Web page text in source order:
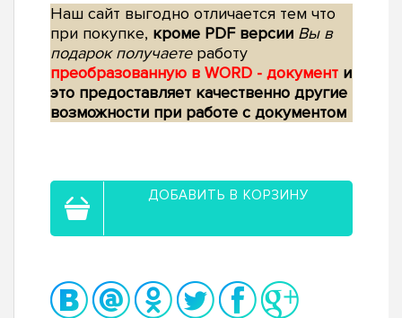
Наш сайт выгодно отличается тем что
при покупке, кроме PDF версии Вы в
подарок получаетеработу
преобразованную в WORD - документ и
это предоставляет качественно другие
возможности при работе с документом
ДОБАВИТЬ В КОРЗИНУ